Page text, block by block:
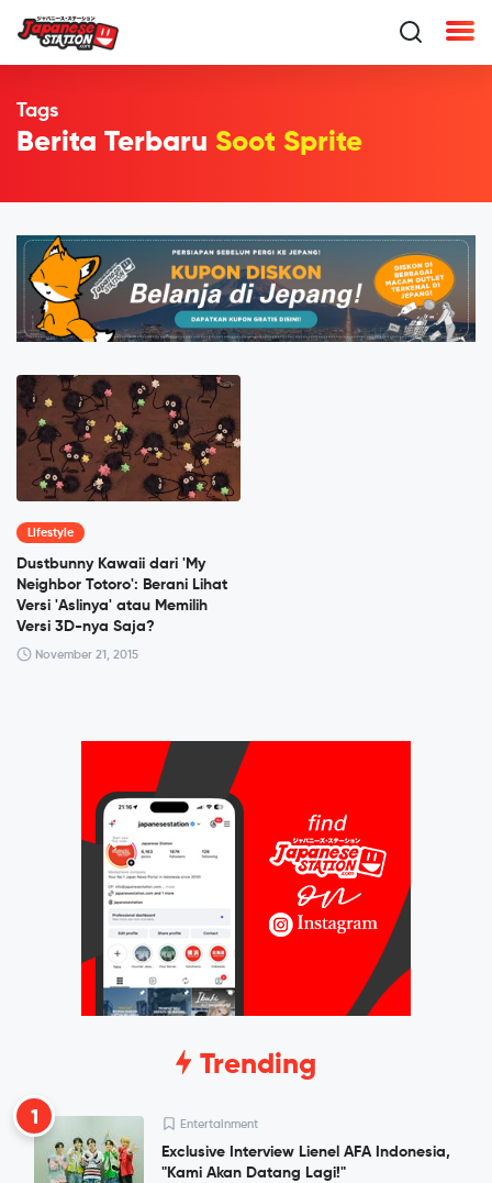
Tags
Berita Terbaru Soot Sprite
Lifestyle
Dustbunny Kawaii dari 'My
Neighbor Totoro': Berani Lihat
Versi 'Aslinya' atau Memilih
Versi 3D-nya Saja?
November 21, 2015
Trending
1 Entertainment
Exclusive Interview Lienel AFA Indonesia,
"Kami Akan Datang Lagi!"